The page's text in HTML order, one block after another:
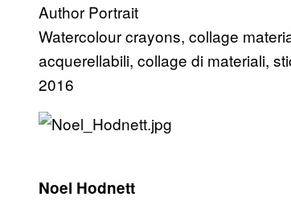
Author Portrait
Watercolour crayons, collage
acquerellabili, collage di materiali,
2016
Noel Hodnett